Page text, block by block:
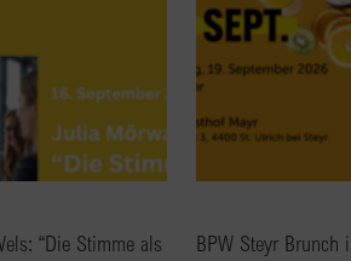
“Die Stimme als
BPW Steyr Brunch